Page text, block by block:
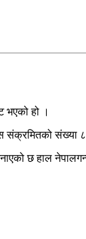
भएको हो ।
संक्रमितको संख्या
छ हाल